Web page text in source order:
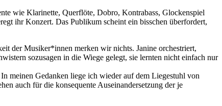
wie Klarinette, Querflöte, Dobro, Kontrabass, Glockenspiel
ihr Konzert. Das Publikum scheint ein bisschen überfordert,
der Musiker*innen merken wir nichts. Janine orchestriert,
sozusagen in die Wiege gelegt, sie lernten nicht einfach nur
meinen Gedanken liege ich wieder auf dem Liegestuhl von
auch für die konsequente Auseinandersetzung der je